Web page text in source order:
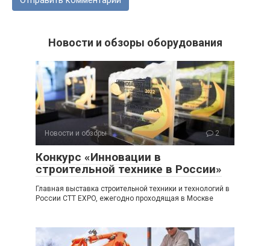
Новости и обзоры оборудования
Новости и обзоры 2
Конкурс «Инновации в
строительной технике в России»
Главная выставка строительной техники и технологий в
России CTT EXPO, ежегодно проходящая в Москве